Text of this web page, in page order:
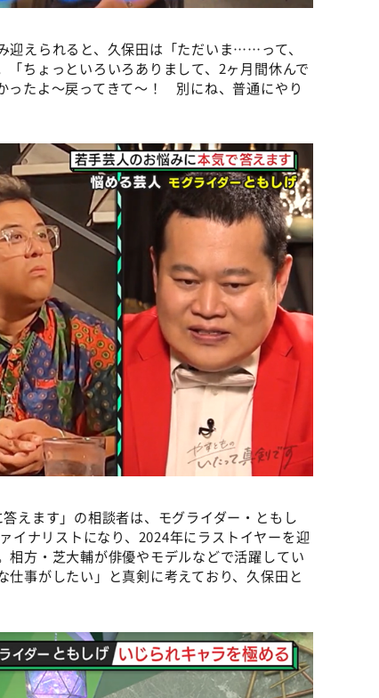
迎えられると、久保田は「ただいま……って、
ちょっといろいろありまして、2ヶ月間休んで
ったよ～戻ってきて～！ 別にね、普通にやり
えます」の相談者は、モグライダー・ともし
イナリストになり、2024年にラストイヤーを迎
相方・芝大輔が俳優やモデルなどで活躍してい
事がしたい」と真剣に考えており、久保田と